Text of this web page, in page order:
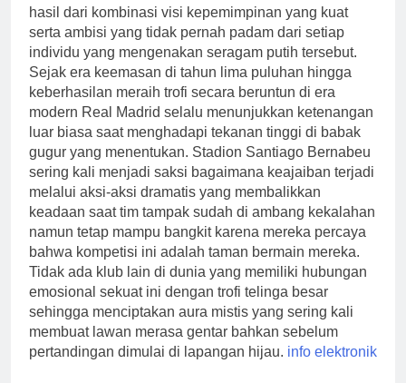
hasil dari kombinasi visi kepemimpinan yang kuat
serta ambisi yang tidak pernah padam dari setiap
individu yang mengenakan seragam putih tersebut.
Sejak era keemasan di tahun lima puluhan hingga
keberhasilan meraih trofi secara beruntun di era
modern Real Madrid selalu menunjukkan ketenangan
luar biasa saat menghadapi tekanan tinggi di babak
gugur yang menentukan. Stadion Santiago Bernabeu
sering kali menjadi saksi bagaimana keajaiban terjadi
melalui aksi-aksi dramatis yang membalikkan
keadaan saat tim tampak sudah di ambang kekalahan
namun tetap mampu bangkit karena mereka percaya
bahwa kompetisi ini adalah taman bermain mereka.
Tidak ada klub lain di dunia yang memiliki hubungan
emosional sekuat ini dengan trofi telinga besar
sehingga menciptakan aura mistis yang sering kali
membuat lawan merasa gentar bahkan sebelum
pertandingan dimulai di lapangan hijau. info elektronik